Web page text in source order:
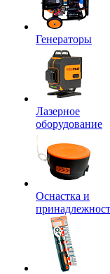
Генераторы
Лазерное
оборудование
Оснастка и